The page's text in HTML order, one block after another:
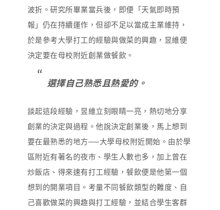
波折。研究所畢業當兵後，即便「天氣即時預
報」仍在持續運作，但卻不足以當成主業維持，
於是參考大學打工的經驗與做菜的興趣，昱維便
決定要在母校附近創業做餐飲。
選擇自己熟悉且熱愛的。
談起這段經驗，昱維立刻眼睛一亮，熱切地分享
創業的決定與過程。他說決定創業後，馬上想到
要在最熟悉的地方──大學母校附近開始。由於學
區附近有著名的夜市、學生人數也多，加上曾在
炒飯店、得來速有打工經驗，餐飲便是他第一個
想到的開業項目。考量不同餐飲類型的難度、自
己喜歡做菜的興趣與打工經驗，並結合學生客群